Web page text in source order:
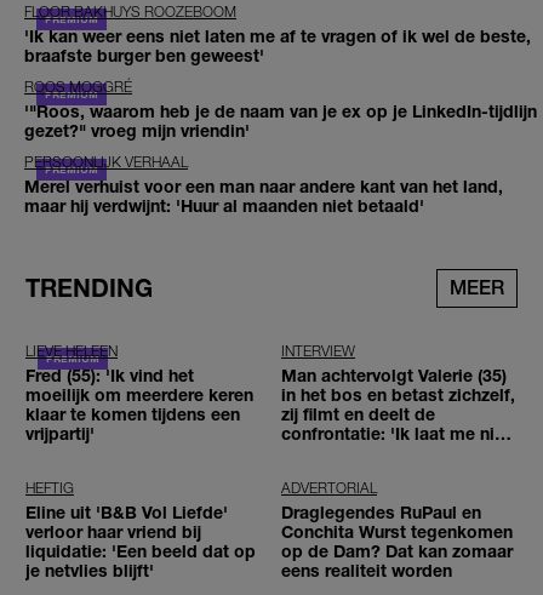
FLOOR BAKHUYS ROOZEBOOM
'Ik kan weer eens niet laten me af te vragen of ik wel de beste,
braafste burger ben geweest'
ROOS MOGGRÉ
'"Roos, waarom heb je de naam van je ex op je LinkedIn-tijdlijn
gezet?" vroeg mijn vriendin'
PERSOONLIJK VERHAAL
Merel verhuist voor een man naar andere kant van het land,
maar hij verdwijnt: 'Huur al maanden niet betaald'
TRENDING MEER
LIEVE HELEEN
Fred (55): 'Ik vind het
moeilijk om meerdere keren
klaar te komen tijdens een
vrijpartij'
INTERVIEW
Man achtervolgt Valerie (35)
in het bos en betast zichzelf,
zij filmt en deelt de
confrontatie: 'Ik laat me niet
HEFTIG
Eline uit 'B&B Vol Liefde'
verloor haar vriend bij
liquidatie: 'Een beeld dat op
je netvlies blijft'
ADVERTORIAL
Draglegendes RuPaul en
Conchita Wurst tegenkomen
op de Dam? Dat kan zomaar
eens realiteit worden